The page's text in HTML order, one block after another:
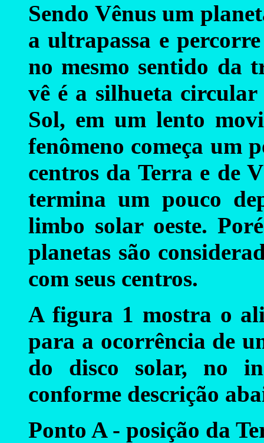
Sendo Vênus um
a ultrapassa e
no mesmo sentido da
vê é a silhueta
Sol, em um lento
fenômeno começa um
centros da Terra e de
termina um pouco
limbo solar oeste.
planetas são
com seus centros.
A figura 1 mostra o
para a ocorrência de
do disco solar, no
conforme descrição
Ponto A - posição da